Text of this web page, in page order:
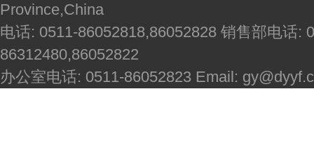
Province,China
电话: 0511-86052818,86052828 销售部电话:
86312480,86052822
办公室电话: 0511-86052823 Email: